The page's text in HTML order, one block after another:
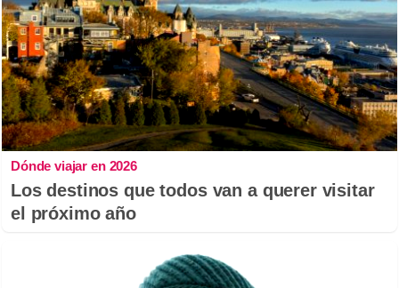
Dónde viajar en 2026
Los destinos que todos van a querer visitar
el próximo año